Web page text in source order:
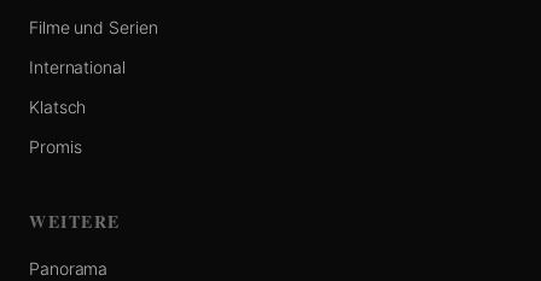
Filme und Serien
International
Klatsch
Promis
WEITERE
Panorama